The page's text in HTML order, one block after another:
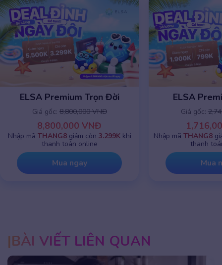
ELSA Premium 1 năm
Giá gốc: 2,745,000 VNĐ
1,716,000 VNĐ
Nhập mãTHANG8giảm chỉ còn799K khi
thanh toán online
Mua ngay
ELSA
Giá gốc:
Nhập mãTHANG8
thanh
Mua
BÀI VIẾT LIÊN QUAN